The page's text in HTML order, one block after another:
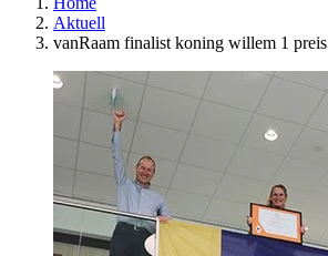
Aktuell
vanRaam finalist koning willem 1 preis